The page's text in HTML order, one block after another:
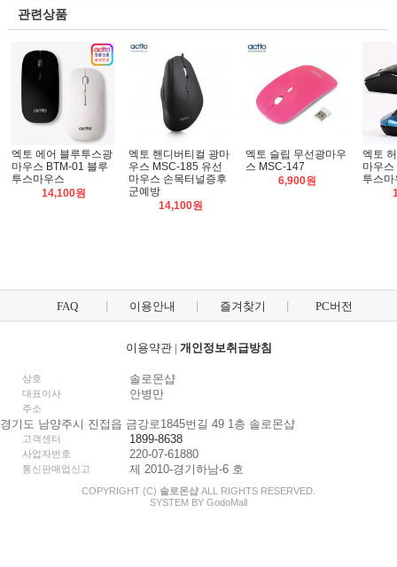
관련상품
엑토 에어 블루투스광
마우스 BTM-01 블루
투스마우스
14,100원
엑토 핸디버티컬 광마
우스 MSC-185 유선
마우스 손목터널증후
군예방
14,100원
엑토 슬립 무선광마우
스 MSC-147
6,900원
엑토
마우
투스마
FAQ 이용안내 즐겨찾기 PC버전
이용약관| 개인정보취급방침
상호 솔로몬샵
대표이사 안병만
주소
경기도 남양주시 진접읍 금강로1845번길 49 1층 솔로몬샵
고객센터 1899-8638
사업자번호 220-07-61880
통신판매업신고 제 2010-경기하남-6 호
COPYRIGHT (C) 솔로몬샵 ALL RIGHTS RESERVED.
SYSTEM BY GodoMall